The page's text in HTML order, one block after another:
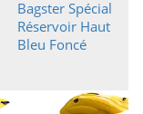
Bagster Spécial
Réservoir Haut
Bleu Foncé